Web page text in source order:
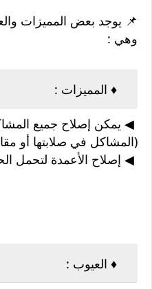
📌 يوجد بعض المميزات
وهي :
♦ المميزات :
◀ يمكن إصلاح جميع
(المشاكل في صلابتها أو
◀ إصلاح الأعمدة لتحمل
♦ العيوب :